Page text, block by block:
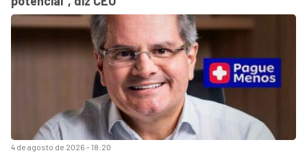
4 de agosto de 2026 - 18:20